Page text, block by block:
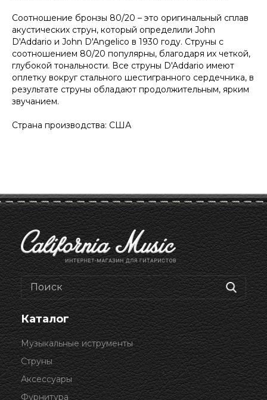
Соотношение бронзы 80/20 – это оригинальный сплав
акустических струн, который определили John
D'Addario и John D'Angelico в 1930 году. Струны с
соотношением 80/20 популярны, благодаря их четкой,
глубокой тональности. Все струны D'Addario имеют
оплетку вокруг стального шестигранного сердечника, в
результате струны обладают продолжительным, ярким
звучанием.
Страна производства: США
Каталог
Музыкальные иструменты
Струны
Аксессуары
Фурнитура